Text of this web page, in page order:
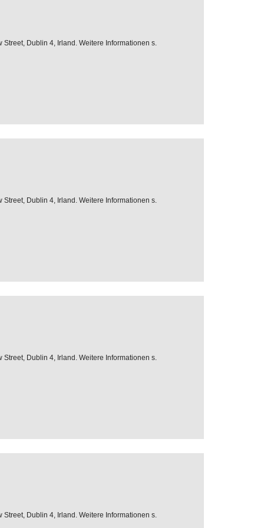
Dublin 4, Irland. Weitere Informationen s.
Dublin 4, Irland. Weitere Informationen s.
Dublin 4, Irland. Weitere Informationen s.
Dublin 4, Irland. Weitere Informationen s.